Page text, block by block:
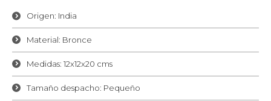
Origen: India
Material: Bronce
Medidas: 12x12x20 cms
Tamaño despacho: Pequeño